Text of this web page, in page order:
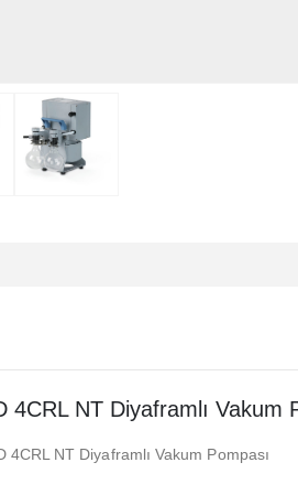
4CRL NT Diyaframlı Vakum
4CRL NT Diyaframlı Vakum Pompası